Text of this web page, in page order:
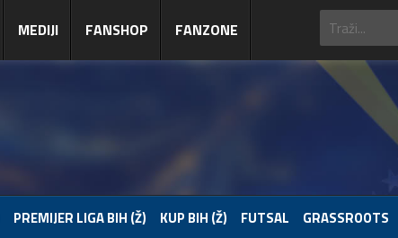
MEDIJI FANSHOP FANZONE
PREMIJER LIGA BIH (Ž) KUP BIH (Ž) FUTSAL GRASSROOTS